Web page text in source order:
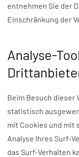
entnehmen Sie der
Einschränkung der
Analyse-
Beim Besuch dieser
statistisch
mit Cookies und mit
Analyse Ihres Surf-
das Surf-Verhalten